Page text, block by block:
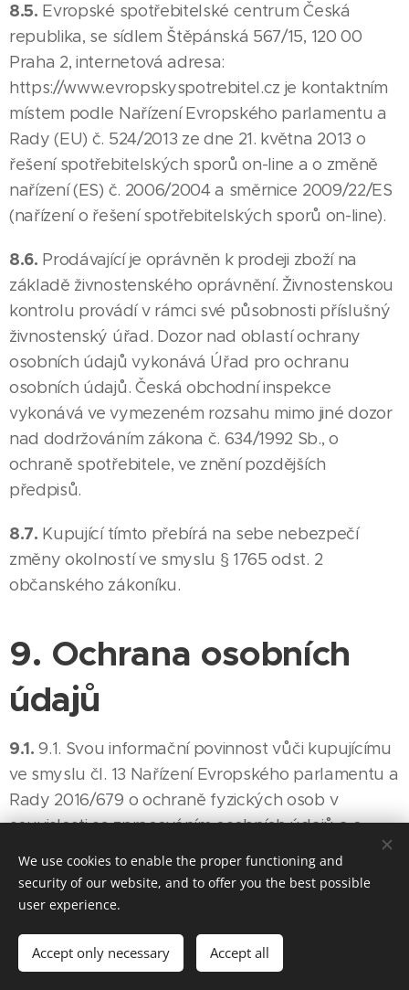
8.5. Evropské spotřebitelské centrum Česká
republika, se sídlem Štěpánská 567/15, 120 00
Praha 2, internetová adresa:
https://www.evropskyspotrebitel.cz je kontaktním
místem podle Nařízení Evropského parlamentu a
Rady (EU) č. 524/2013 ze dne 21. května 2013 o
řešení spotřebitelských sporů on-line a o změně
nařízení (ES) č. 2006/2004 a směrnice 2009/22/ES
(nařízení o řešení spotřebitelských sporů on-line).
8.6. Prodávající je oprávněn k prodeji zboží na
základě živnostenského oprávnění. Živnostenskou
kontrolu provádí v rámci své působnosti příslušný
živnostenský úřad. Dozor nad oblastí ochrany
osobních údajů vykonává Úřad pro ochranu
osobních údajů. Česká obchodní inspekce
vykonává ve vymezeném rozsahu mimo jiné dozor
nad dodržováním zákona č. 634/1992 Sb., o
ochraně spotřebitele, ve znění pozdějších
předpisů.
8.7. Kupující tímto přebírá na sebe nebezpečí
změny okolností ve smyslu § 1765 odst. 2
občanského zákoníku.
9. Ochrana osobních
údajů
9.1.9.1. Svou informační povinnost vůči kupujícímu
ve smyslu čl. 13 Nařízení Evropského parlamentu a
Rady 2016/679 o ochraně fyzických osob v
souvislosti se zpracováním osobních údajů a o
volném pohybu těchto údajů a o zrušení směrnice
95/46/ES (obecné nařízení o ochraně osobních
údajů) (dále jen „nařízení GDPR“) související se
plnění kupní smlouvy, pro účely jednání o této
We use cookies to enable the proper functioning and
security of our website, and to offer you the best possible
user experience.
Accept only necessary Accept all